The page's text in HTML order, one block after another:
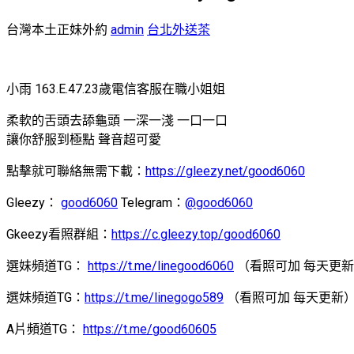
台灣本土正妹外約 admin 台北外送茶
小雨 163.E.47.23歲電信客服在職小姐姐
柔軟的舌頭去舔龜頭 一深一淺 一口一口
讓你舒服到極點 聲音超可愛
點擊就可聯絡無需下載： https://gleezy.net/good6060
Gleezy： good6060 Telegram： @good6060
Gkeezy看照群組： https://c.gleezy.top/good6060
選妹頻道TG： https://t.me/linegood6060 （看照可加 每天更
選妹頻道TG： https://t.me/linegogo589 （看照可加 每天更新
A片頻道TG： https://t.me/good60605